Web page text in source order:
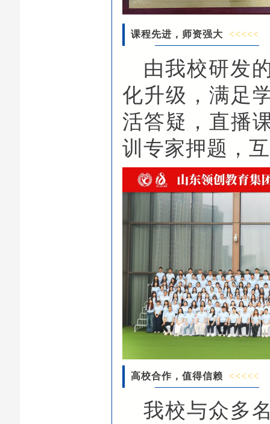
课程先进，师资强大 <<<<<
由我校研发
化升级，满足
活答疑，直播
训专家押题，
高校合作，值得信赖 <<<<<
我校与众多